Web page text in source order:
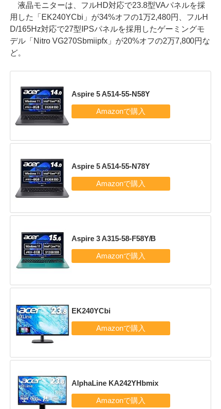
液晶モニターは、フルHD対応で23.8型VAパネルを採
用した「EK240YCbi」が34%オフの1万2,480円、フルH
D/165Hz対応で27型IPSパネルを採用したゲーミングモ
デル「Nitro VG270Sbmiipfx」が20%オフの2万7,800円な
ど。
Aspire 5 A514-55-N58Y
Aspire 5 A514-55-N78Y
Aspire 3 A315-58-F58Y/B
EK240YCbi
AlphaLine KA242YHbmix